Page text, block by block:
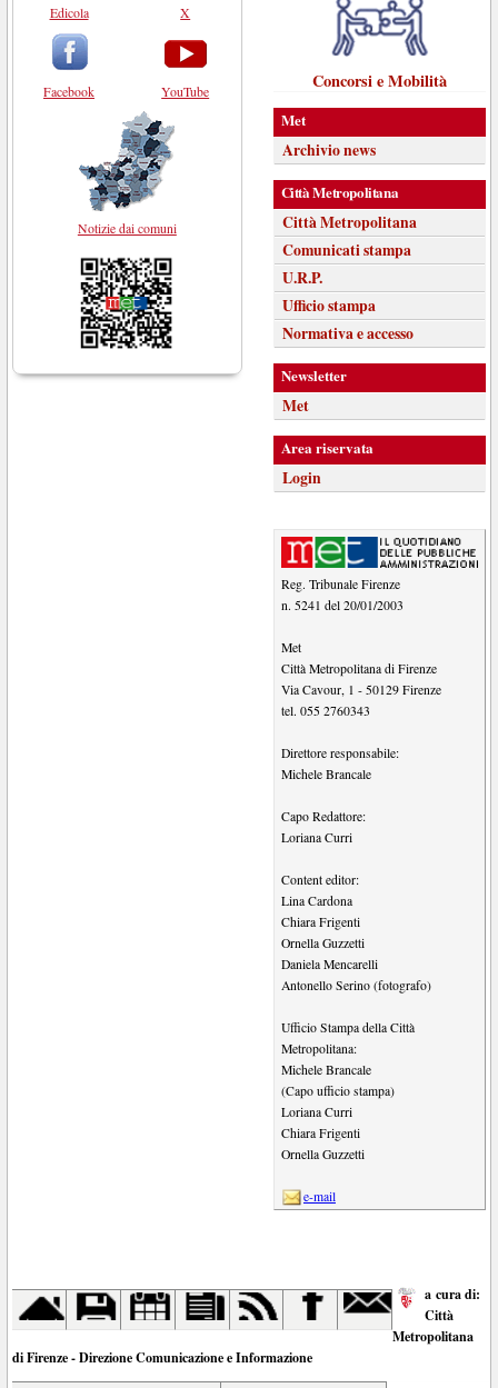
Edicola
Facebook
X
YouTube
Notizie dai comuni
Concorsi e Mobilità
Met
Archivio news
Città Metropolitana
Città Metropolitana
Comunicati stampa
U.R.P.
Ufficio stampa
Normativa e accesso
Newsletter
Met
Area riservata
Login
Reg. Tribunale Firenze
n. 5241 del 20/01/2003
Met
Città Metropolitana di Firenze
Via Cavour, 1 - 50129 Firenze
tel. 055 2760343
Direttore responsabile:
Michele Brancale
Capo Redattore:
Loriana Curri
Content editor:
Lina Cardona
Chiara Frigenti
Ornella Guzzetti
Daniela Mencarelli
Antonello Serino (fotografo)
Ufficio Stampa della Città
Metropolitana:
Michele Brancale
(Capo ufficio stampa)
Loriana Curri
Chiara Frigenti
Ornella Guzzetti
e-mail
a cura di:
Città
Metropolitana
di Firenze - Direzione Comunicazione e Informazione